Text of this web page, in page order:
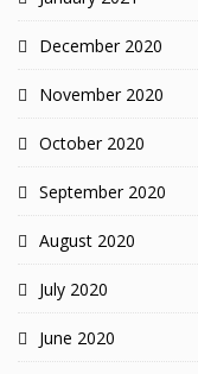
December 2020
November 2020
October 2020
September 2020
August 2020
July 2020
June 2020